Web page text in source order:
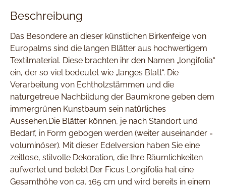
Beschreibung
Das Besondere an dieser künstlichen Birkenfeige von
Europalms sind die langen Blätter aus hochwertigem
Textilmaterial. Diese brachten ihr den Namen „longifolia“
ein, der so viel bedeutet wie „langes Blatt“. Die
Verarbeitung von Echtholzstämmen und die
naturgetreue Nachbildung der Baumkrone geben dem
immergrünen Kunstbaum sein natürliches
Aussehen.Die Blätter können, je nach Standort und
Bedarf, in Form gebogen werden (weiter auseinander =
voluminöser). Mit dieser Edelversion haben Sie eine
zeitlose, stilvolle Dekoration, die Ihre Räumlichkeiten
aufwertet und belebt.Der Ficus Longifolia hat eine
Gesamthöhe von ca. 165 cm und wird bereits in einem